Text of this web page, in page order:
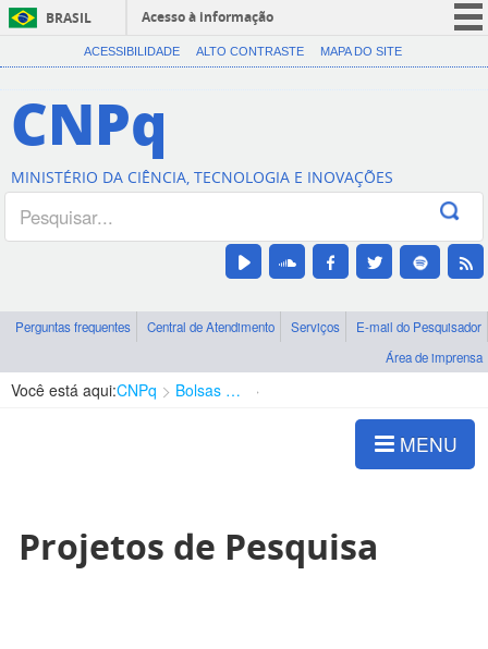
BRASIL
Acesso à informação
CORONAVÍRUS (COVID-19)
Canais
ACESSIBILIDADE ALTO CONTRASTE MAPA DO SITE
CNPq
MINISTÉRIO DA CIÊNCIA, TECNOLOGIA E INOVAÇÕES
Perguntas frequentes Central de Atendimento Serviços
E-mail do Pesquisador
Área de imprensa
Você está aqui:CNPq Bolsas e Auxílios Vigentes
MENU
Projetos de Pesquisa